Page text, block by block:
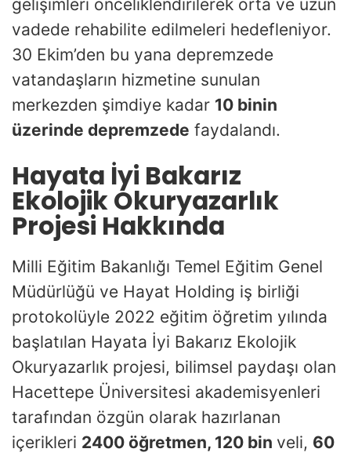
gelişimleri önceliklendirilerek orta ve uzun
vadede rehabilite edilmeleri hedefleniyor.
30 Ekim’den bu yana depremzede
vatandaşların hizmetine sunulan
merkezden şimdiye kadar 10 binin
üzerinde depremzede faydalandı.
Hayata İyi Bakarız
Ekolojik Okuryazarlık
Projesi Hakkında
Milli Eğitim Bakanlığı Temel Eğitim Genel
Müdürlüğü ve Hayat Holding iş birliği
protokolüyle 2022 eğitim öğretim yılında
başlatılan Hayata İyi Bakarız Ekolojik
Okuryazarlık projesi, bilimsel paydaşı olan
Hacettepe Üniversitesi akademisyenleri
tarafından özgün olarak hazırlanan
içerikleri 2400 öğretmen, 120 bin veli, 60